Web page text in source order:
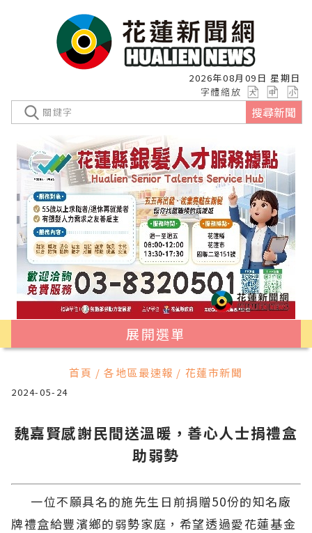
2026年08月09日 星期日
字體縮放
搜尋新聞
展開選單
首頁 / 各地區最速報 / 花蓮市新聞
2024-05-24
魏嘉賢感謝民間送溫暖，善心人士捐禮盒
助弱勢
一位不願具名的施先生日前捐贈50份的知名廠
牌禮盒給豐濱鄉的弱勢家庭，希望透過愛花蓮基金